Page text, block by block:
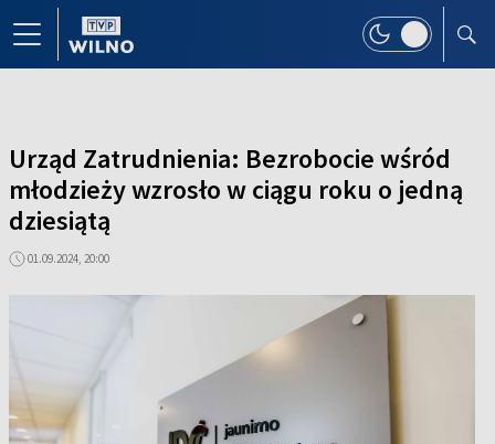
Urząd Zatrudnienia: Bezrobocie wśród
młodzieży wzrosło w ciągu roku o jedną
dziesiątą
01.09.2024, 20:00